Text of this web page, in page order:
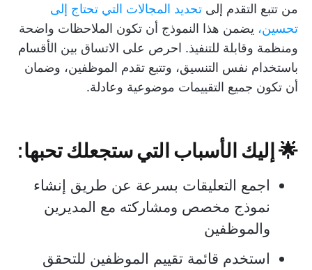
من تتبع التقدم إلى تحديد المجالات التي تحتاج إلى
تحسين، يضمن هذا النموذج أن تكون الملاحظات واضحة
ومنظمة وقابلة للتنفيذ. احرص على الاتساق بين الأقسام
باستخدام نفس التنسيق، وتتبع تقدم الموظفين، وضمان
أن تكون جميع التقييمات موضوعية وعادلة.
🌟 إليك الأسباب التي ستجعلك تحبها:
اجمع التعليقات بسرعة عن طريق إنشاء
نموذج مخصص ومشاركته مع المديرين
والموظفين
استخدم قائمة تقييم الموظفين للتحقق